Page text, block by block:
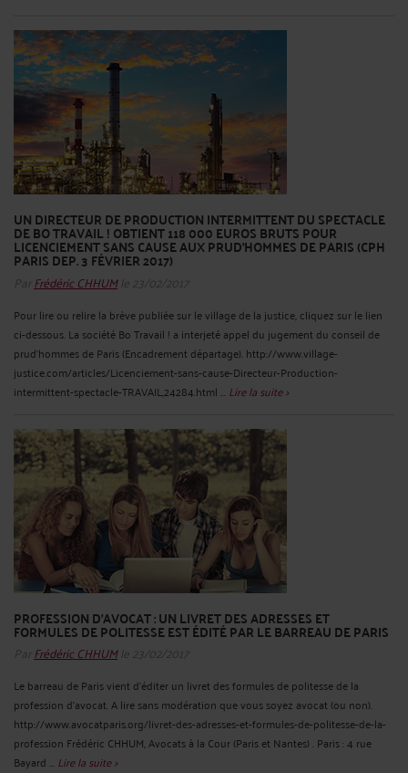
UN DIRECTEUR DE PRODUCTION INTERMITTENT DU SPECTACLE
DE BO TRAVAIL ! OBTIENT 118 000 EUROS BRUTS POUR
LICENCIEMENT SANS CAUSE AUX PRUD’HOMMES DE PARIS (CPH
PARIS DEP. 3 FÉVRIER 2017)
Par Frédéric CHHUMle 23/02/2017
Pour lire ou relire la brève publiée sur le village de la justice, cliquez sur le lien
ci-dessous. La société Bo Travail ! a interjeté appel du jugement du conseil de
prud'hommes de Paris (Encadrement départage). http://www.village-
justice.com/articles/Licenciement-sans-cause-Directeur-Production-
intermittent-spectacle-TRAVAIL,24284.html ... Lire la suite >
PROFESSION D’AVOCAT : UN LIVRET DES ADRESSES ET
FORMULES DE POLITESSE EST ÉDITÉ PAR LE BARREAU DE PARIS
Par Frédéric CHHUMle 23/02/2017
Le barreau de Paris vient d’éditer un livret des formules de politesse de la
profession d’avocat. A lire sans modération que vous soyez avocat (ou non).
http://www.avocatparis.org/livret-des-adresses-et-formules-de-politesse-de-la-
profession Frédéric CHHUM, Avocats à la Cour (Paris et Nantes) . Paris : 4 rue
Bayard ... Lire la suite >